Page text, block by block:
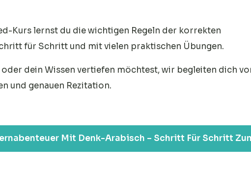
Kurs lernst du die wichtigen Regeln der korrekten
für Schritt und mit vielen praktischen Übungen.
dein Wissen vertiefen möchtest, wir begleiten dich
und genauen Rezitation.
Mit Denk-Arabisch – Schritt Für Schritt